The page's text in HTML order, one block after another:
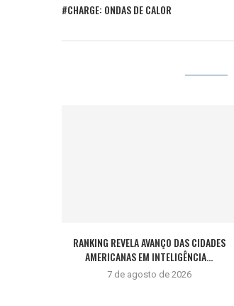
#CHARGE: ONDAS DE CALOR
RANKING REVELA AVANÇO DAS CIDADES
AMERICANAS EM INTELIGÊNCIA...
7 de agosto de 2026